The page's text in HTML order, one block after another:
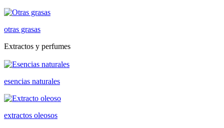
otras grasas
Extractos y perfumes
esencias naturales
extractos oleosos